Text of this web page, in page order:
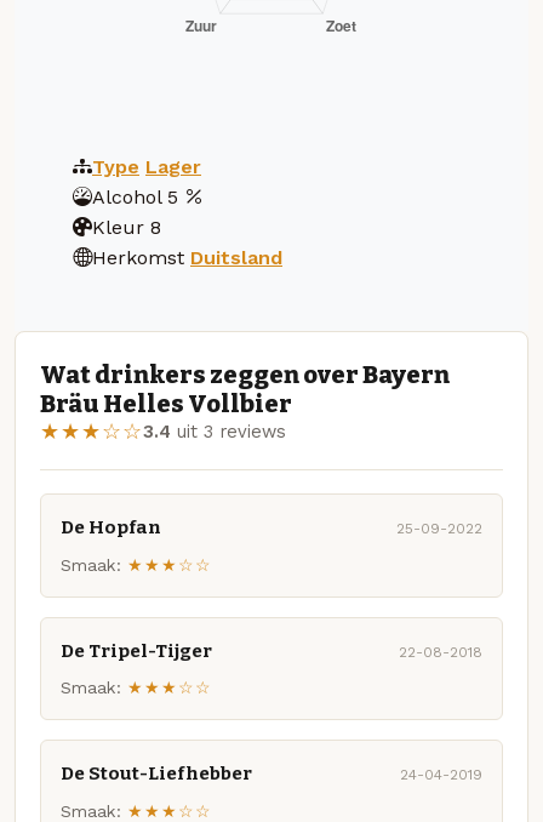
Type Lager
Alcohol 5
Kleur 8
Herkomst Duitsland
Wat drinkers zeggen over Bayern
Bräu Helles Vollbier
★★★☆☆3.4 uit 3 reviews
De Hopfan 25-09-2022
Smaak: ★★★☆☆
De Tripel-Tijger 22-08-2018
Smaak: ★★★☆☆
De Stout-Liefhebber 24-04-2019
Smaak: ★★★☆☆